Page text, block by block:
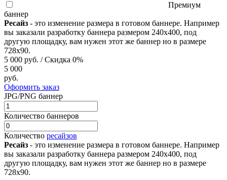
Премиум
баннер
Ресайз - это изменение размера в готовом баннере. Например
вы заказали разработку баннера размером 240x400, под
другую площадку, вам нужен этот же баннер но в размере
728x90.
5 000 руб. / Скидка 0%
5 000
руб.
Оформить заказ
JPG/PNG баннер
Количество баннеров
Количество ресайзов
Ресайз - это изменение размера в готовом баннере. Например
вы заказали разработку баннера размером 240x400, под
другую площадку, вам нужен этот же баннер но в размере
728x90.